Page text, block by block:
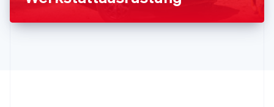
Malaysia
Malta